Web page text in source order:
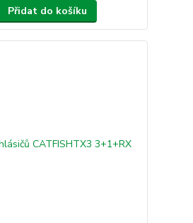
Přidat do košíku